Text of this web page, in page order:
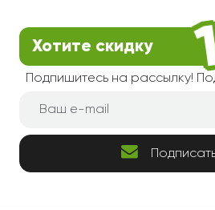
Хотите скидку
Подпишитесь на рассылку!